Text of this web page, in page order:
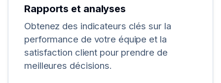
Rapports et analyses
Obtenez des indicateurs clés sur la
performance de votre équipe et la
satisfaction client pour prendre de
meilleures décisions.